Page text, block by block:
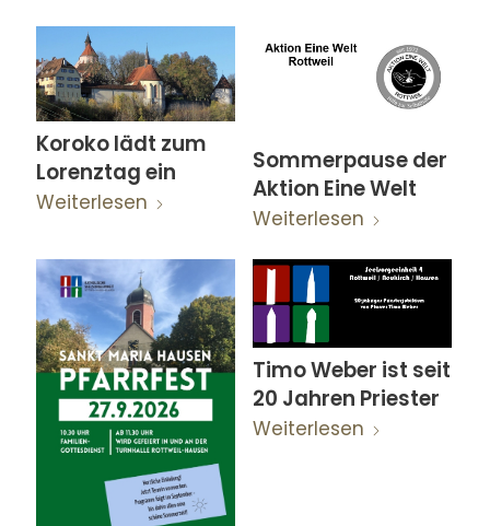
Koroko lädt zum
Lorenztag ein
Weiterlesen
Sommerpause der
Aktion Eine Welt
Weiterlesen
Timo Weber ist seit
20 Jahren Priester
Weiterlesen